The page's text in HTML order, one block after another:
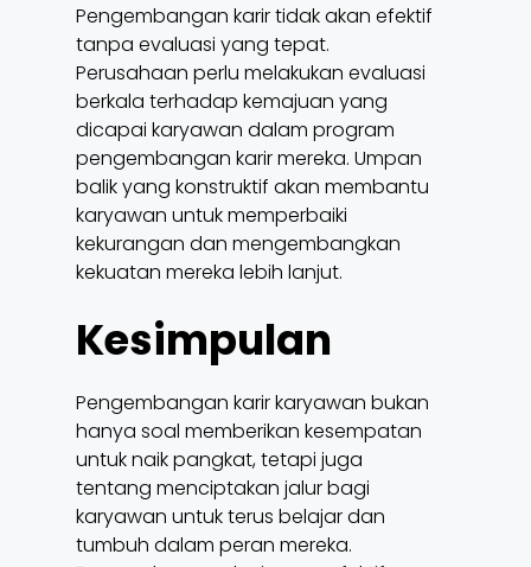
Pengembangan karir tidak akan efektif
tanpa evaluasi yang tepat.
Perusahaan perlu melakukan evaluasi
berkala terhadap kemajuan yang
dicapai karyawan dalam program
pengembangan karir mereka. Umpan
balik yang konstruktif akan membantu
karyawan untuk memperbaiki
kekurangan dan mengembangkan
kekuatan mereka lebih lanjut.
Kesimpulan
Pengembangan karir karyawan bukan
hanya soal memberikan kesempatan
untuk naik pangkat, tetapi juga
tentang menciptakan jalur bagi
karyawan untuk terus belajar dan
tumbuh dalam peran mereka.